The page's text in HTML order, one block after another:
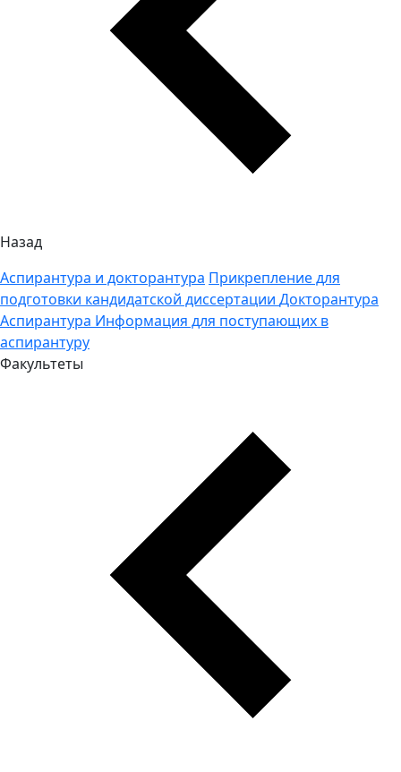
Назад
Аспирантура и докторантура Прикрепление для
подготовки кандидатской диссертации Докторантура
Аспирантура Информация для поступающих в
аспирантуру
Факультеты